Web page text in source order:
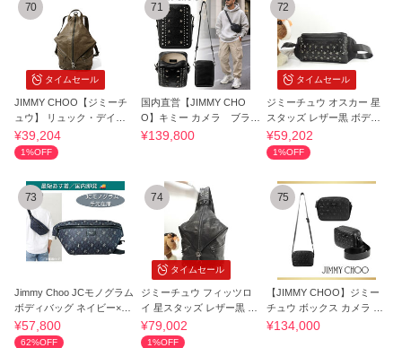
タイムセール
70
JIMMY CHOO【ジミーチ
ュウ】 リュック・デイパ
ック ユニセックス
¥39,204
1%OFF
71
国内直営【JIMMY CHO
O】キミー カメラ ブラッ
ク
¥139,800
タイムセール
72
ジミーチュウ オスカー 星
スタッズ レザー黒 ボディ
バッグ
¥59,202
1%OFF
73
Jimmy Choo JCモノグラム
ボディバッグ ネイビー×グ
レーグレー
¥57,800
62%OFF
タイムセール
74
ジミーチュウ フィッツロ
イ 星スタッズ レザー黒 バ
ックパック
¥79,002
1%OFF
75
【JIMMY CHOO】ジミー
チュウ ボックス カメラ ス
モール
¥134,000